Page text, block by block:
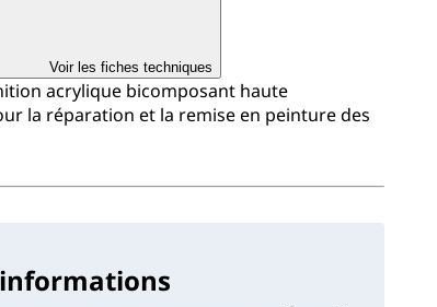
Voir les fiches techniques
acrylique bicomposant haute
la réparation et la remise en peinture des